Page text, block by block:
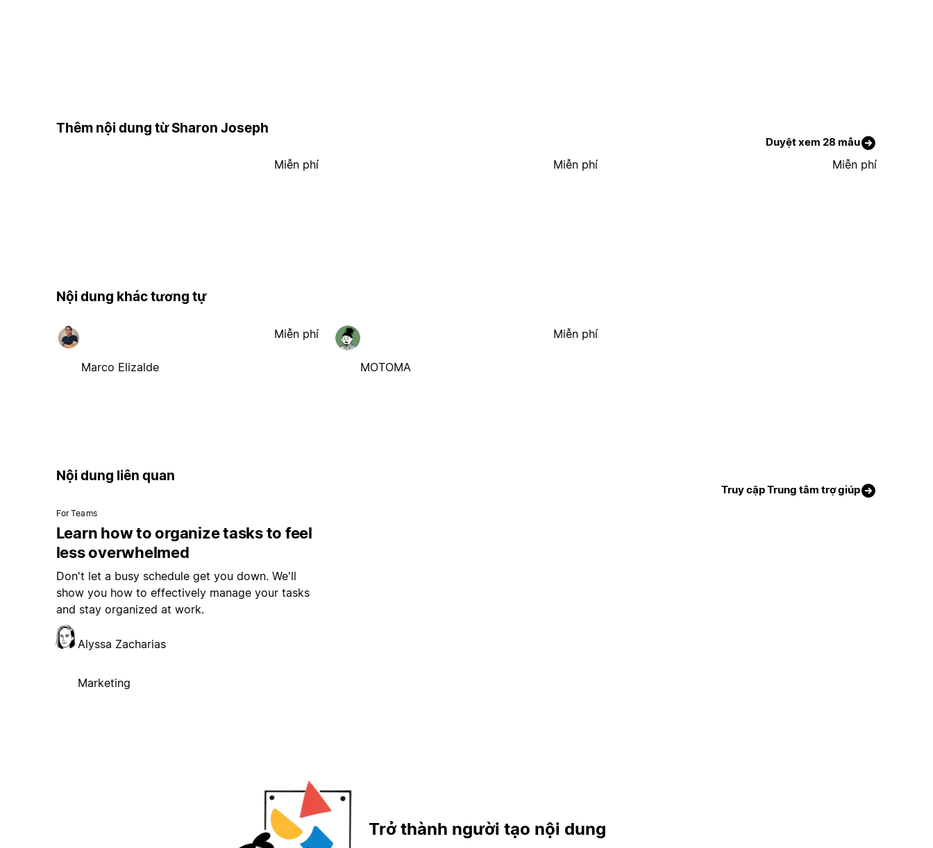
Thêm nội dung từ Sharon Joseph
Duyệt xem 28 mẫu
Miễn phí Miễn phí Miễn phí
Nội dung khác tương tự
Marco Elizalde
Miễn phí
MOTOMA
Miễn phí
Nội dung liên quan
Truy cập Trung tâm trợ giúp
For Teams
Learn how to organize tasks to feel
less overwhelmed
Don't let a busy schedule get you down. We'll
show you how to effectively manage your tasks
and stay organized at work.
Alyssa Zacharias
Marketing
Trở thành người tạo nội dung